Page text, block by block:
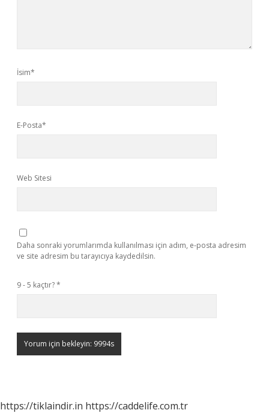
İsim*
E-Posta*
Web Sitesi
Daha sonraki yorumlarımda kullanılması için adım, e-posta adresim
ve site adresim bu tarayıcıya kaydedilsin.
9 - 5 kaçtır?*
https://tiklaindir.in https://caddelife.com.tr